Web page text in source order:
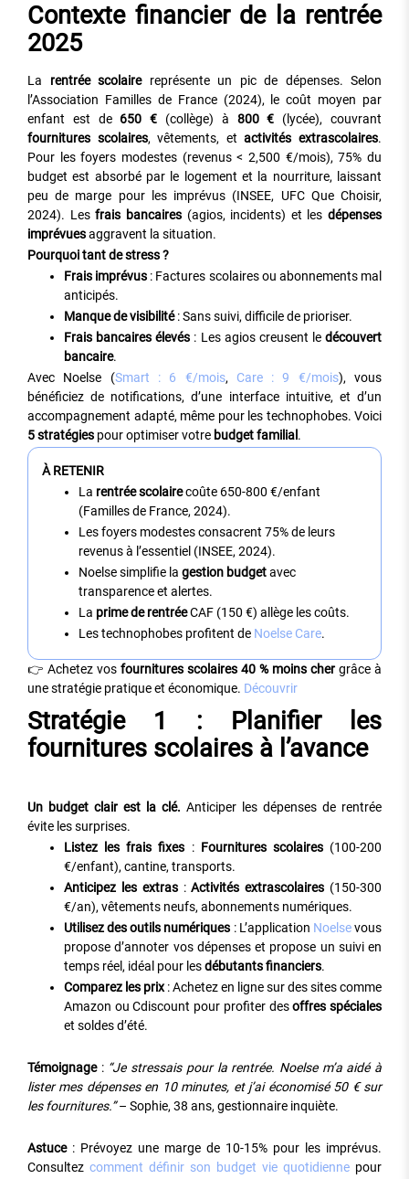
Contexte financier de la rentrée
2025
La rentrée scolairereprésente un pic de dépenses. Selon
l’Association Familles de France (2024), le coût moyen par
enfant est de 650 € (collège) à 800 € (lycée), couvrant
fournitures scolaires, vêtements, etactivités extrascolaires.
Pour les foyers modestes (revenus < 2,500 €/mois), 75% du
budget est absorbé par le logement et la nourriture, laissant
peu de marge pour les imprévus (INSEE, UFC Que Choisir,
2024). Lesfrais bancaires(agios, incidents) et les dépenses
imprévuesaggravent la situation.
Pourquoi tant de stress ?
Frais imprévus : Factures scolaires ou abonnements mal
anticipés.
Manque de visibilité: Sans suivi, difficile de prioriser.
Frais bancaires élevés : Les agios creusent le découvert
bancaire.
Avec Noelse (Smart : 6 €/mois, Care : 9 €/mois), vous
bénéficiez de notifications, d’une interface intuitive, et d’un
accompagnement adapté, même pour les technophobes. Voici
5 stratégies pour optimiser votre budget familial .
À RETENIR
La rentrée scolairecoûte 650-800 €/enfant
(Familles de France, 2024).
Les foyers modestes consacrent 75% de leurs
revenus à l’essentiel (INSEE, 2024).
Noelse simplifie la gestion budgetavec
transparence et alertes.
La prime de rentréeCAF (150 €) allège les coûts.
Les technophobes profitent de Noelse Care.
👉 Achetez vos fournitures scolaires 40 % moins chergrâce à
une stratégie pratique et économique. Découvrir
Stratégie 1 : Planifier les
fournitures scolaires à l’avance
Un budget clair est la clé. Anticiper les dépenses de rentrée
évite les surprises.
Listez les frais fixes : Fournitures scolaires(100-200
€/enfant), cantine, transports.
Anticipez les extras:Activités extrascolaires (150-300
€/an), vêtements neufs, abonnements numériques.
Utilisez des outils numériques : L’application Noelsevous
propose d’annoter vos dépenses et propose un suivi en
temps réel, idéal pour lesdébutants financiers.
Comparez les prix: Achetez en ligne sur des sites comme
Amazon ou Cdiscount pour profiter desoffres spéciales
et soldes d’été.
Témoignage: “Je stressais pour la rentrée. Noelse m’a aidé à
lister mes dépenses en 10 minutes, et j’ai économisé 50 € sur
les fournitures.”– Sophie, 38 ans, gestionnaire inquiète.
Astuce: Prévoyez une marge de 10-15% pour les imprévus.
Consultez comment définir son budget vie quotidienne pour